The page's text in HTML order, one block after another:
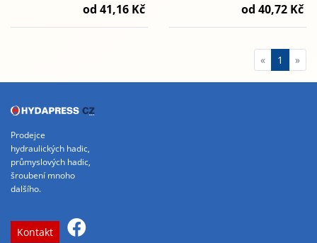
od 41,16 Kč od 40,72 Kč
« 1 »
Prodejce
hydraulických hadic,
průmyslových hadic,
šroubení mnoho
dalšího.
Kontakt